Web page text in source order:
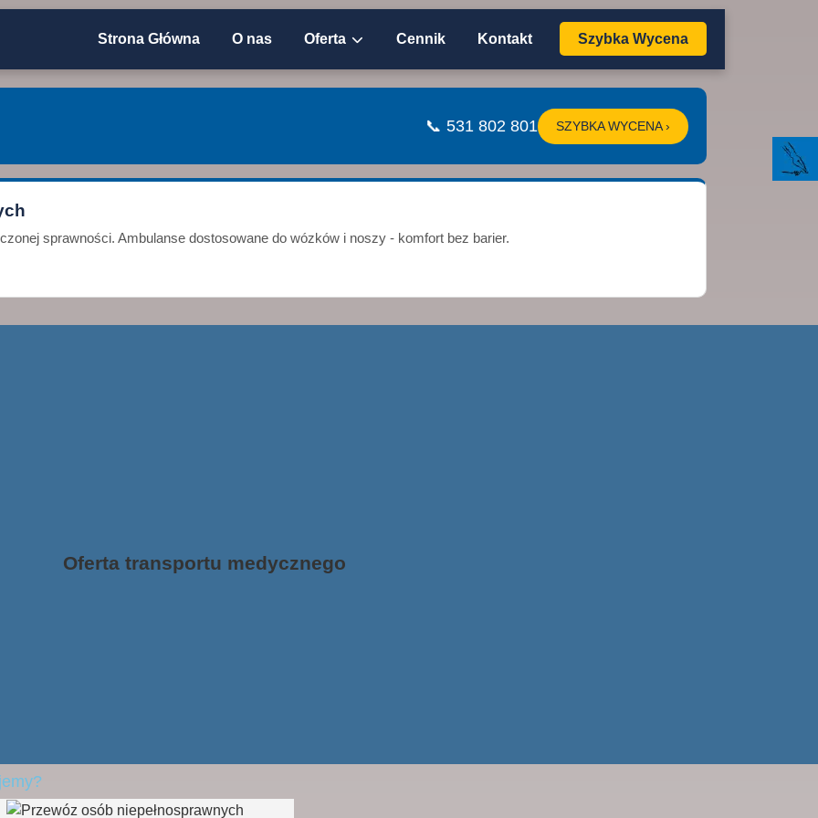
Strona Główna O nas Oferta Cennik Kontakt Szybka Wycena
📞 531 802 801 SZYBKA WYCENA ›
sprawności. Ambulanse dostosowane do wózków i noszy - komfort bez barier.
Oferta transportu medycznego